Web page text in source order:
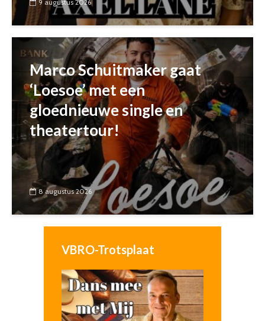
9 augustus 2026
Marco Schuitmaker gaat
‘Loesoe’ met een
gloednieuwe single en
theatertour!
8 augustus 2026
VBRO-Trotsplaat